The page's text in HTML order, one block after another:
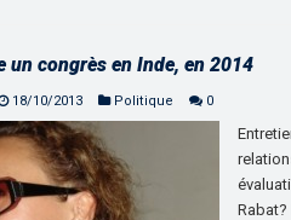
un congrès en Inde, en 2014
18/10/2013 Politique 0